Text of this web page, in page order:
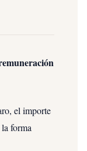
el importe
forma